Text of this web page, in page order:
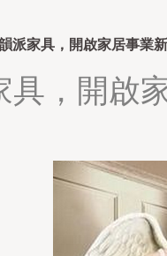
派家具，開啟家居事業
具，開啟